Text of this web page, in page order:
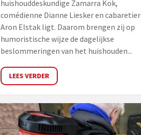
huishouddeskundige Zamarra Kok,
comédienne Dianne Liesker en cabaretier
Aron Elstak ligt. Daarom brengen zij op
humoristische wijze de dagelijkse
beslommeringen van het huishouden...
LEES VERDER